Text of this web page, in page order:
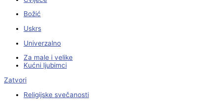
Božić
Uskrs
Univerzalno
Za male i velike
Kućni ljubimci
Zatvori
Religijske svečanosti